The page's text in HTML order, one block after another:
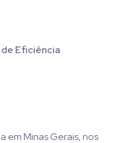
Eficiência
em Minas Gerais, nos